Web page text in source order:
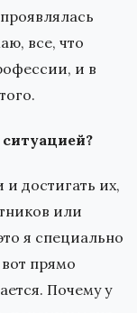
все, что
и в
достигать их,
или
я специально
прямо
Почему у